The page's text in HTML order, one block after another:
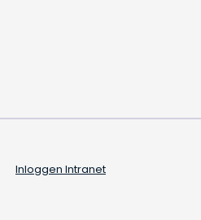
Inloggen Intranet